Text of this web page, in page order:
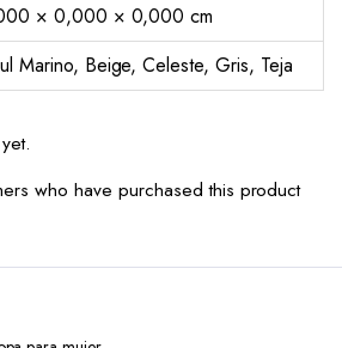
× 0,000 × 0,000 cm
Marino, Beige, Celeste, Gris, Teja
who have purchased this product